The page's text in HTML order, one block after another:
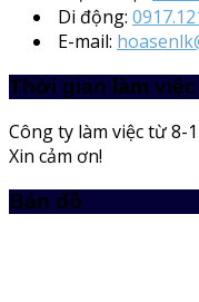
Di động:
E-mail:
Thời gian làm việc
Công ty làm việc từ 8-
Xin cảm ơn!
Bản đồ